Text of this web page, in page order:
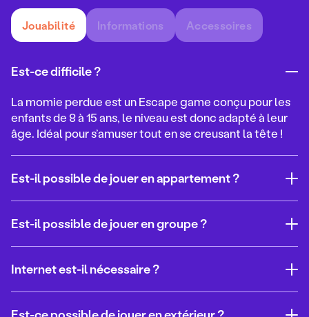
Jouabilité Informations Accessoires
Est-ce difficile ?
La momie perdueest un Escape game conçu pour les
enfants de 8 à 15 ans, le niveau est donc adapté à leur
âge. Idéal pour s’amuser tout en se creusant la tête !
Est-il possible de jouer en appartement ?
Est-il possible de jouer en groupe ?
Internet est-il nécessaire ?